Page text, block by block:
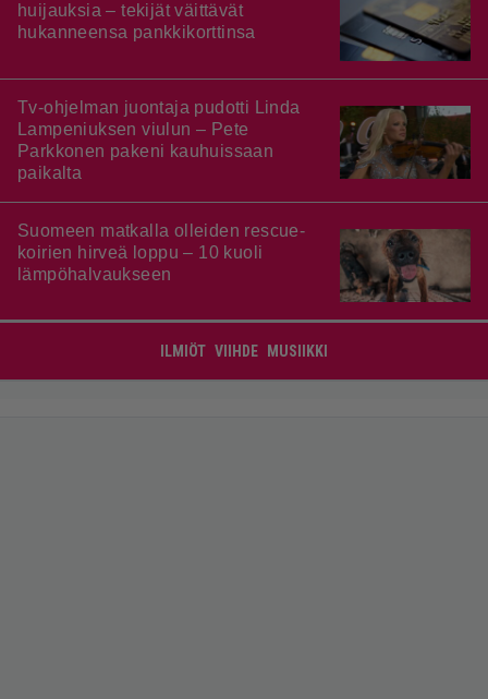
huijauksia – tekijät väittävät
hukanneensa pankkikorttinsa
Tv-ohjelman juontaja pudotti Linda
Lampeniuksen viulun – Pete
Parkkonen pakeni kauhuissaan
paikalta
Suomeen matkalla olleiden rescue-
koirien hirveä loppu – 10 kuoli
lämpöhalvaukseen
ILMIÖT VIIHDE MUSIIKKI